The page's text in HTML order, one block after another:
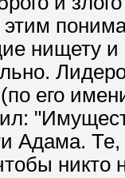
нищету и
его
Те,